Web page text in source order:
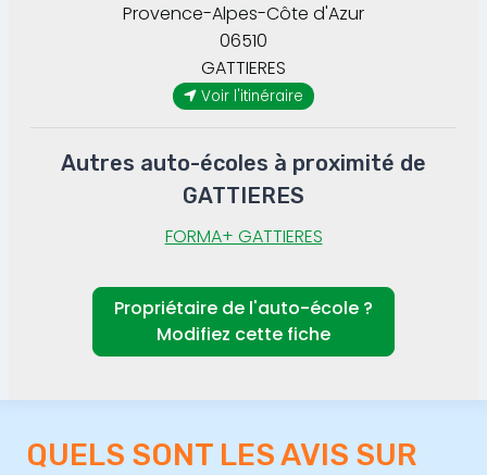
GATTIERES
Provence-Alpes-Côte d'Azur
06510
Voir l'itinéraire
Autres auto-écoles à proximité de
GATTIERES
FORMA+ GATTIERES
Propriétaire de l'auto-école ?
Modifiez cette fiche
QUELS SONT LES AVIS SUR